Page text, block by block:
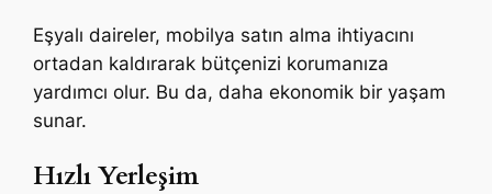
Eşyalı daireler, mobilya satın alma ihtiyacını
ortadan kaldırarak bütçenizi korumanıza
yardımcı olur. Bu da, daha ekonomik bir yaşam
sunar.
Hızlı Yerleşim